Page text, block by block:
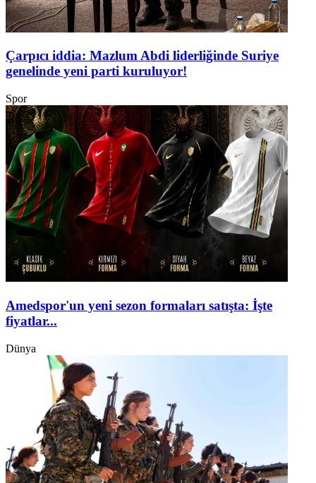
Çarpıcı iddia: Mazlum Abdi liderliğinde Suriye
genelinde yeni parti kuruluyor!
Spor
Amedspor'un yeni sezon formaları satışta: İşte
fiyatlar...
Dünya